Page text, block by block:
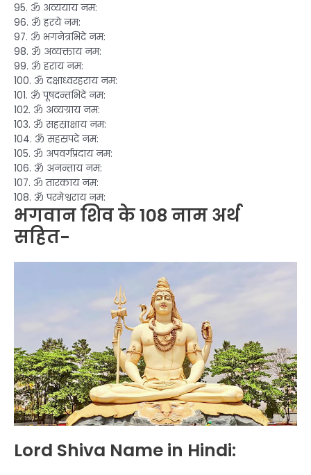
95. ॐ अव्ययाय नम:
96. ॐ हरये नम:
97. ॐ भगनेत्रभिदे नम:
98. ॐ अव्यक्ताय नम:
99. ॐ हराय नम:
100. ॐ दक्षाध्वरहराय नम:
101. ॐ पूषदन्तभिदे नम:
102. ॐ अव्यग्राय नम:
103. ॐ सहस्राक्षाय नम:
104. ॐ सहस्रपदे नम:
105. ॐ अपवर्गप्रदाय नम:
106. ॐ अनन्ताय नम:
107. ॐ तारकाय नम:
108. ॐ परमेश्वराय नम:
भगवान शिव के 108 नाम अर्थ
सहित-
Lord Shiva Name in Hindi: